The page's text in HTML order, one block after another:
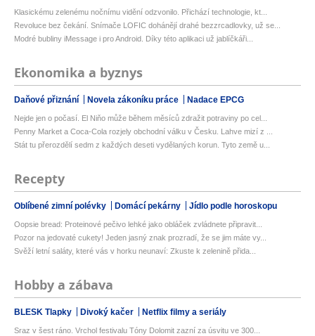
Klasickému zelenému nočnímu vidění odzvonilo. Přichází technologie, kt...
Revoluce bez čekání. Snímače LOFIC dohánějí drahé bezzrcadlovky, už se...
Modré bubliny iMessage i pro Android. Díky této aplikaci už jablíčkáři...
Ekonomika a byznys
Daňové přiznání Novela zákoníku práce Nadace EPCG
Nejde jen o počasí. El Niňo může během měsíců zdražit potraviny po cel...
Penny Market a Coca-Cola rozjely obchodní válku v Česku. Lahve mizí z ...
Stát tu přerozdělí sedm z každých deseti vydělaných korun. Tyto země u...
Recepty
Oblíbené zimní polévky Domácí pekárny Jídlo podle horoskopu
Oopsie bread: Proteinové pečivo lehké jako obláček zvládnete připravit...
Pozor na jedovaté cukety! Jeden jasný znak prozradí, že se jim máte vy...
Svěží letní saláty, které vás v horku neunaví: Zkuste k zelenině přida...
Hobby a zábava
BLESK Tlapky Divoký kačer Netflix filmy a seriály
Sraz v šest ráno. Vrchol festivalu Tóny Dolomit zazní za úsvitu ve 300...